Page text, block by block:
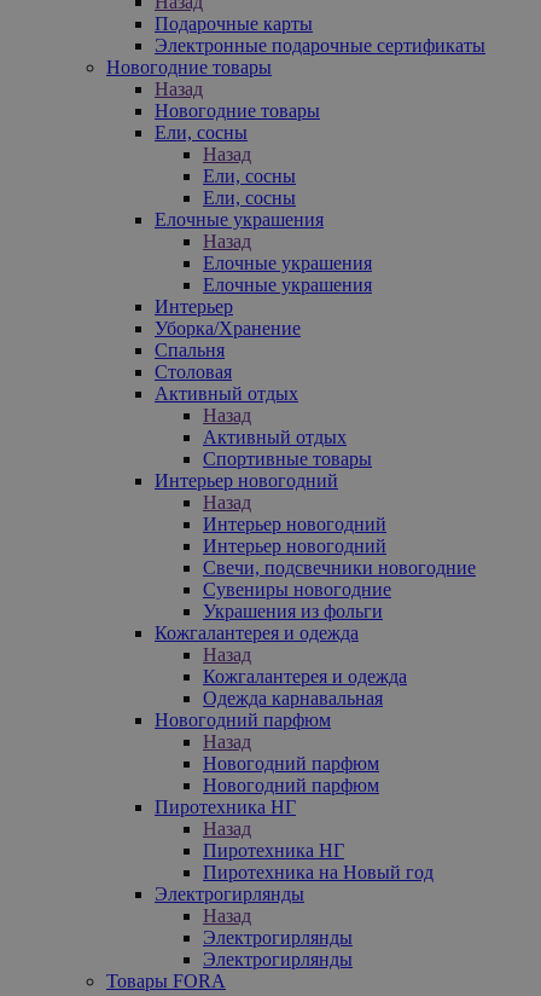
Подарочные карты
Электронные подарочные сертификаты
Новогодние товары
Назад
Новогодние товары
Ели, сосны
Назад
Ели, сосны
Ели, сосны
Елочные украшения
Назад
Елочные украшения
Елочные украшения
Интерьер
Уборка/Хранение
Спальня
Столовая
Активный отдых
Назад
Активный отдых
Спортивные товары
Интерьер новогодний
Назад
Интерьер новогодний
Интерьер новогодний
Свечи, подсвечники новогодние
Сувениры новогодние
Украшения из фольги
Кожгалантерея и одежда
Назад
Кожгалантерея и одежда
Одежда карнавальная
Новогодний парфюм
Назад
Новогодний парфюм
Новогодний парфюм
Пиротехника НГ
Назад
Пиротехника НГ
Пиротехника на Новый год
Электрогирлянды
Назад
Электрогирлянды
Электрогирлянды
Товары FORA